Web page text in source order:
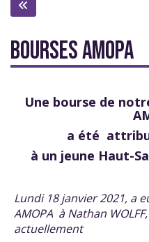
BOURSES AMOPA
Une bourse de
a été
à un jeune Haut-
Lundi 18 janvier 2021, a
AMOPA à Nathan
actuellement